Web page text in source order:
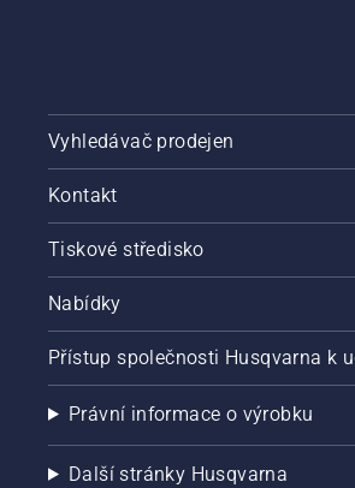
Vyhledávač prodejen
Kontakt
Tiskové středisko
Nabídky
Přístup společnosti Husqvarna k
Právní informace o výrobku
Další stránky Husqvarna